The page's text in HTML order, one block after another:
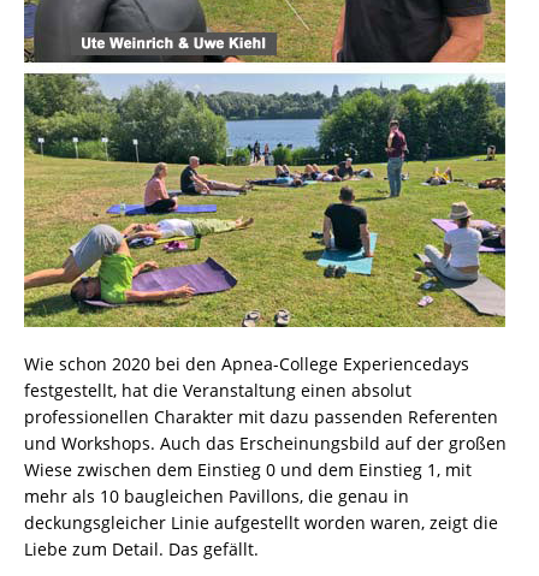
Wie schon 2020 bei den Apnea-College Experiencedays
festgestellt, hat die Veranstaltung einen absolut
professionellen Charakter mit dazu passenden Referenten
und Workshops. Auch das Erscheinungsbild auf der großen
Wiese zwischen dem Einstieg 0 und dem Einstieg 1, mit
mehr als 10 baugleichen Pavillons, die genau in
deckungsgleicher Linie aufgestellt worden waren, zeigt die
Liebe zum Detail. Das gefällt.